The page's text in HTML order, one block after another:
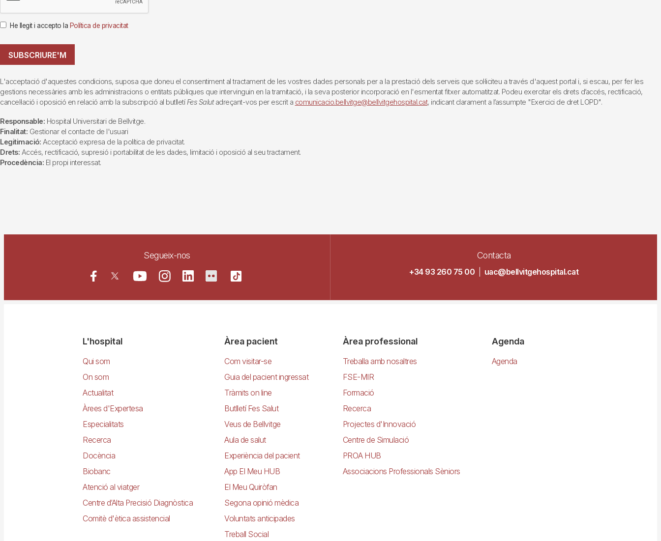
He llegit i accepto la Política de privacitat
SUBSCRIURE'M
L'acceptació d'aquestes condicions, suposa que doneu el consentiment al tractament de les vostres dades personals per a la prestació dels serveis que sol·liciteu a través d'aquest portal i, si escau, per fer les
gestions necessàries amb les administracions o entitats públiques que intervinguin en la tramitació, i la seva posterior incorporació en l'esmentat fitxer automatitzat. Podeu exercitar els drets d’accés, rectificació,
cancel·lació i oposició en relació amb la subscripció al butlletí Fes Salutadreçant-vos per escrit a comunicacio.bellvitge@bellvitgehospital.cat, indicant clarament a l’assumpte "Exercici de dret LOPD".
Responsable: Hospital Universitari de Bellvitge.
Finalitat: Gestionar el contacte de l'usuari
Legitimació: Acceptació expresa de la política de privacitat.
Drets: Accés, rectificació, supresió i portabilitat de les dades, limitació i oposició al seu tractament.
Procedència: El propi interessat.
Segueix-nos Contacta
+34 93 260 75 00 uac@bellvitgehospital.cat
NavegacióL'hospital
Qui som
On som
Actualitat
Àrees d'Expertesa
Especialitats
Recerca
Docència
Biobanc
Atenció al viatger
Centre d’Alta Precisió Diagnòstica
Comitè d'ètica assistencial
Àrea pacient
Com visitar-se
Guia del pacient ingressat
Tràmits on line
Butlletí Fes Salut
Veus de Bellvitge
Aula de salut
Experiència del pacient
App El Meu HUB
El Meu Quiròfan
Segona opinió mèdica
Voluntats anticipades
Treball Social
Àrea professional
Treballa amb nosaltres
FSE-MIR
Formació
Recerca
Projectes d'Innovació
Centre de Simulació
PROA HUB
Associacions Professionals Sèniors
Agenda
Agenda